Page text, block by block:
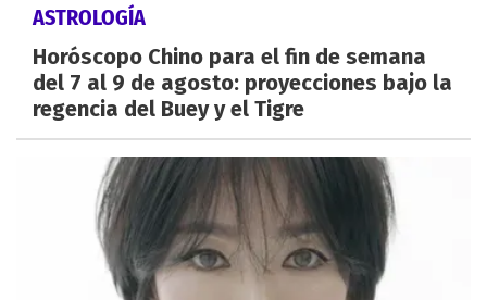
ASTROLOGÍA
Horóscopo Chino para el fin de semana
del 7 al 9 de agosto: proyecciones bajo la
regencia del Buey y el Tigre